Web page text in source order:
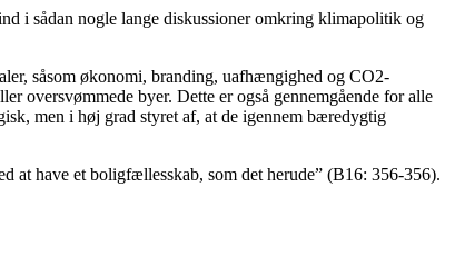
i sådan nogle lange diskussioner omkring klimapolitik og
såsom økonomi, branding, uafhængighed og CO2-
oversvømmede byer. Dette er også gennemgående for alle
men i høj grad styret af, at de igennem bæredygtig
at have et boligfællesskab, som det herude” (B16: 356-356).